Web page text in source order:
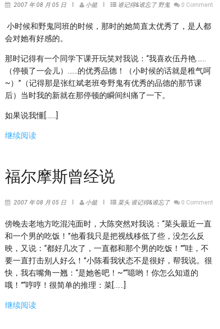
2007 年 08 月 05 日 小懿 谁记得&谁忘了 野鬼 0 Comment
小时候和野鬼同班的时候，那时的她简直太优秀了，是人都
会对她有好感的。
那时记得有一个同学下课开玩笑对我说：“我喜欢伍丹艳……
（停顿了一会儿）……的优秀品德！（小时候的话就是稚气呵
~）”（记得那是张红斌老班夸野鬼有优秀的品德的那节课
后）当时我的新就在那停顿的瞬间纠痛了一下。
如果说我懂[……]
继续阅读
福尔摩斯曾经说
2007 年 08 月 05 日 小懿 菜头 谁记得&谁忘了 0 Comment
傍晚去老地方吃混沌面时，大陈突然对我说：“菜头最近一直
和一个男的吃饭！”他看我只是把视线移低了些，没怎么反
映，又说：“都好几次了，一直都和那个男的吃饭！”“哇，不
要一直打击别人好么！”小陈看我状态不是很好，帮我说。很
快，我右嘴角一翘：“是她爸吧！~”“噫哟！你怎么知道的
哦！”“哼哼！很简单的推理：菜[……]
继续阅读